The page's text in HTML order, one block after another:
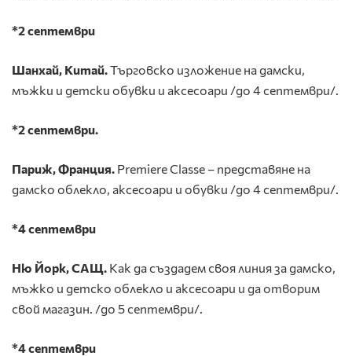
*2 септември
Шанхай, Китай.Търговско изложение на дамски,
мъжки и детски обувки и аксесоари /до 4 септември/.
*2 септември.
Париж, Франция. Premiere Classe – представяне на
дамско облекло, аксесоари и обувки /до 4 септември/.
*4 септември
Ню Йорк, САЩ. Как да създадем своя линия за дамско,
мъжко и детско облекло и аксесоари и да отворим
свой магазин. /до 5 септември/.
*4 септември